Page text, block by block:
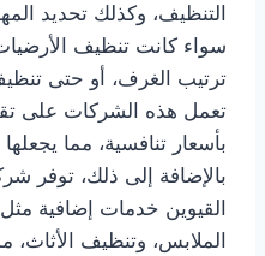
التنظيف، وكذلك تحديد
سواء كانت تنظيف
ترتيب الغرف، أو حتى
تعمل هذه الشركات على
بأسعار تنافسية، مما
بالإضافة إلى ذلك، توفر
القيوين خدمات إضافية
الملابس، وتنظيف الأثاث،